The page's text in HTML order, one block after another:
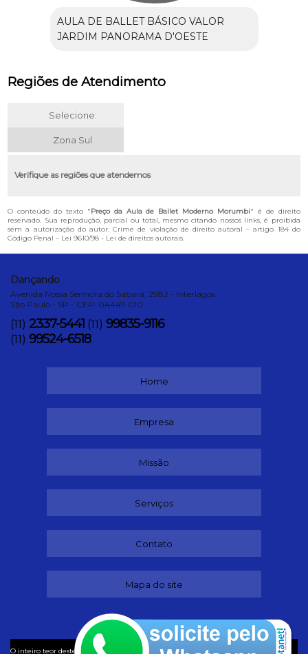
AULA DE BALLET BÁSICO VALOR
JARDIM PANORAMA D'OESTE
Regiões de Atendimento
Selecione:
Zona Sul
Verifique as regiões que atendemos
O conteúdo do texto "Preço da Aula de Ballet Moderno Morumbi" é de direito
reservado. Sua reprodução, parcial ou total, mesmo citando nossos links, é proibida
sem a autorização do autor. Crime de violação de direito autoral – artigo 184 do
Código Penal – Lei 9610/98 - Lei de direitos autorais.
Dançando
Avenida Nossa Senhora do Sabará, 2982 - Interlagos
São Paulo - SP - CEP: 04447-010
(11) 2337-5441 (11) 99835-9116
(11) 99524-6518
Home
Empresa
Missão
Serviços
Contato
Mapa do site
O inteiro teor deste site está sujeito à proteção de direitos autorais. Copyright